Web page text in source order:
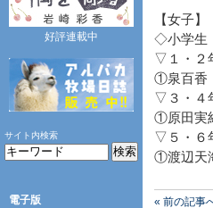
【女子】
◇小学生
▽１・２
①泉百香
▽３・４
①原田実
▽５・６
①渡辺天
« 前の記事
好評連載中
サイト内検索
電子版